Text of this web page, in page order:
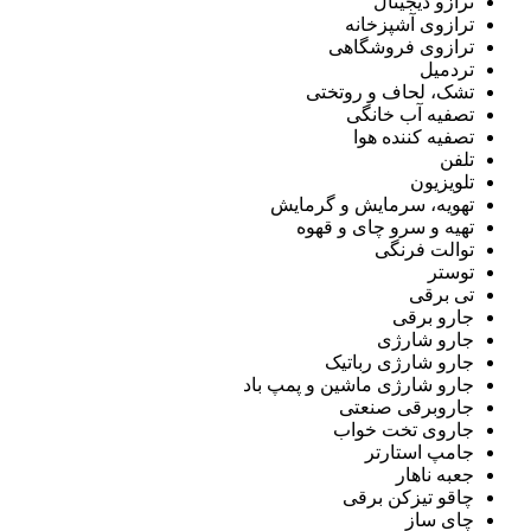
ترازوی آشپزخانه
ترازوی فروشگاهی
تردمیل
تشک، لحاف و روتختی
تصفیه آب خانگی
تصفیه کننده هوا
تلفن
تلویزیون
تهویه، سرمایش و گرمایش
تهیه و سرو چای و قهوه
توالت فرنگی
توستر
تی برقی
جارو برقی
جارو شارژی
جارو شارژی رباتیک
جارو شارژی ماشین و پمپ باد
جاروبرقی صنعتی
جاروی تخت خواب
جامپ استارتر
جعبه ناهار
چاقو تیزکن برقی
چای ساز